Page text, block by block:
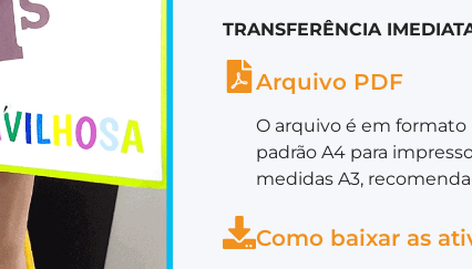
TRANSFERÊNCIA
Arquivo PDF
O arquivo é em formato
padrão A4 para
medidas A3,
Como baixar as